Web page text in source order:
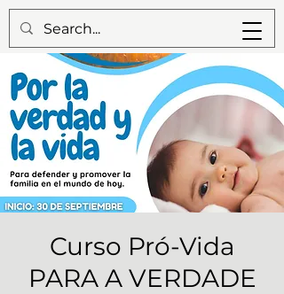
Curso Pró-Vida
PARA A VERDADE